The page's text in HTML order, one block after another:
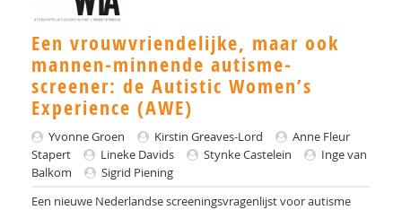
Rotterdam
Yulius)
J.H.W. (Jorgen) Mous
PhD | Promotores: prof. dr. J.K. Buitelaar;prof dr.
R.J. van der Gaag. Co-promotor: Dr. N.N.J.
Lambregts-Rommelse
Een vrouwvriendelijke, maar ook
mannen-minnende autisme-
screener: de Autistic Women’s
Experience (AWE)
Yvonne Groen Kirstin Greaves-Lord
Anne Fleur
Stapert
Lineke Davids Stynke Castelein
Inge van
Balkom
Sigrid Piening
Een nieuwe Nederlandse screeningsvragenlijst voor autisme